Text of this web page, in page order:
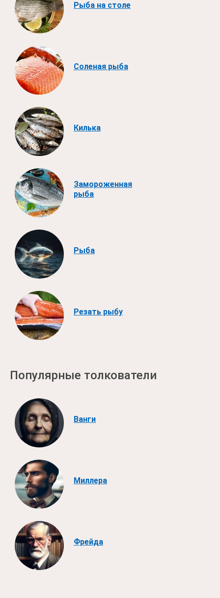
Рыба на столе
Соленая рыба
Килька
Замороженная
рыба
Рыба
Резать рыбу
Популярные толкователи
Ванги
Миллера
Фрейда